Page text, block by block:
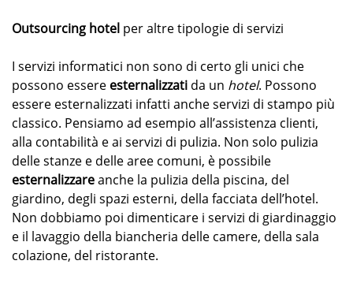
Outsourcing hotel per altre tipologie di servizi
I servizi informatici non sono di certo gli unici che
possono essere esternalizzati da un hotel. Possono
essere esternalizzati infatti anche servizi di stampo più
classico. Pensiamo ad esempio all’assistenza clienti,
alla contabilità e ai servizi di pulizia. Non solo pulizia
delle stanze e delle aree comuni, è possibile
esternalizzareanche la pulizia della piscina, del
giardino, degli spazi esterni, della facciata dell’hotel.
Non dobbiamo poi dimenticare i servizi di giardinaggio
e il lavaggio della biancheria delle camere, della sala
colazione, del ristorante.